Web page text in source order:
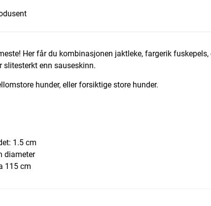
Her får du kombinasjonen jaktleke, fargerik
slitesterkt enn sauseskinn.
hunder, eller forsiktige store hunder.
1.5 cm
diameter
115 cm